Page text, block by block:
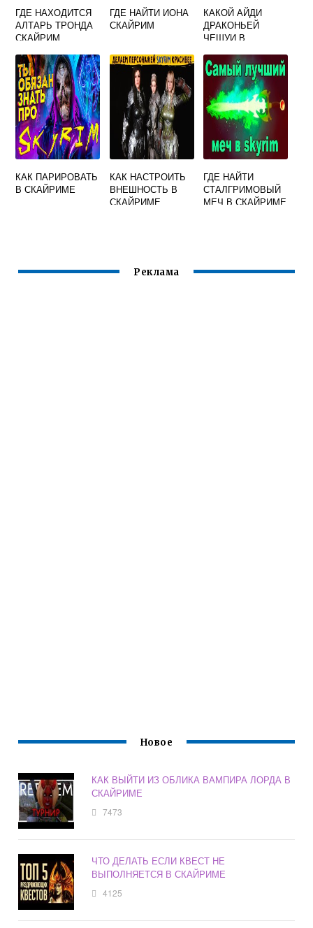
ГДЕ НАХОДИТСЯ
АЛТАРЬ ТРОНДА
СКАЙРИМ
ГДЕ НАЙТИ ИОНА
СКАЙРИМ
КАКОЙ АЙДИ
ДРАКОНЬЕЙ
ЧЕШУИ В
КАК ПАРИРОВАТЬ
В СКАЙРИМЕ
КАК НАСТРОИТЬ
ВНЕШНОСТЬ В
СКАЙРИМЕ
ГДЕ НАЙТИ
СТАЛГРИМОВЫЙ
МЕЧ В СКАЙРИМЕ
Реклама
Новое
КАК ВЫЙТИ ИЗ ОБЛИКА ВАМПИРА ЛОРДА В
СКАЙРИМЕ
7473
ЧТО ДЕЛАТЬ ЕСЛИ КВЕСТ НЕ
ВЫПОЛНЯЕТСЯ В СКАЙРИМЕ
4125